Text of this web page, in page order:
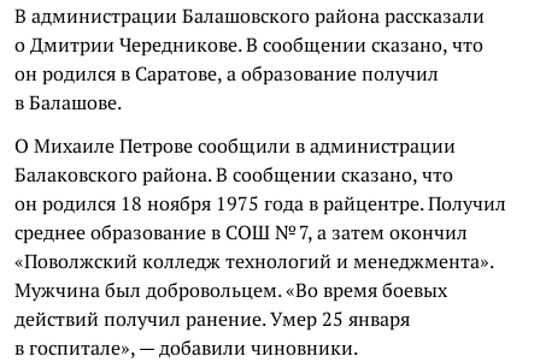
В администрации Балашовского района рассказали
о Дмитрии Чередникове. В сообщении сказано, что
он родился в Саратове, а образование получил
в Балашове.
О Михаиле Петрове сообщили в администрации
Балаковского района. В сообщении сказано, что
он родился 18 ноября 1975 года в райцентре. Получил
среднее образование в СОШ № 7, а затем окончил
«Поволжский колледж технологий и менеджмента».
Мужчина был добровольцем. «Во время боевых
действий получил ранение. Умер 25 января
в госпитале», — добавили чиновники.